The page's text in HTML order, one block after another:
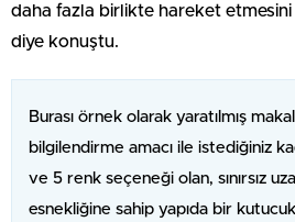
daha fazla birlikte hareket etmesini
diye konuştu.
Burası örnek olarak yaratılmış
bilgilendirme amacı ile istediğiniz
ve 5 renk seçeneği olan, sınırsız
esnekliğine sahip yapıda bir